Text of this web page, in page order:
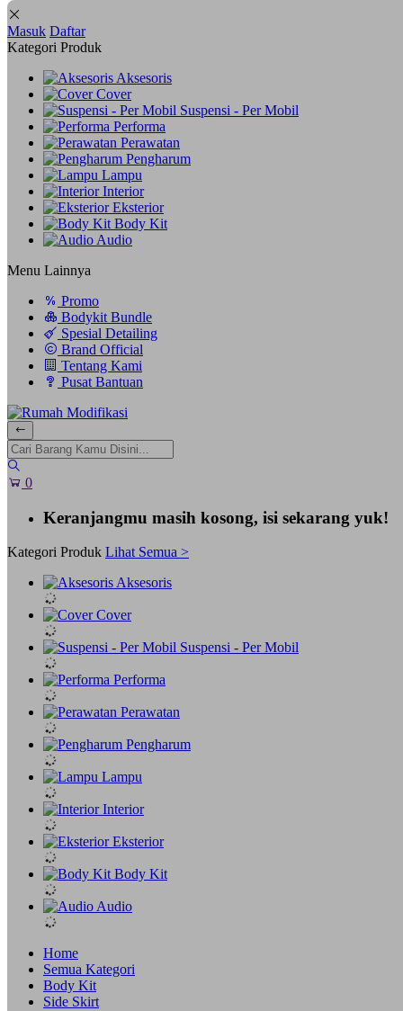
Masuk Daftar
Kategori Produk
Aksesoris
Cover
Suspensi - Per Mobil
Performa
Perawatan
Pengharum
Lampu
Interior
Eksterior
Body Kit
Audio
Menu Lainnya
Promo
Bodykit Bundle
Spesial Detailing
Brand Official
Tentang Kami
Pusat Bantuan
0
Keranjangmu masih kosong, isi sekarang yuk!
Kategori Produk Lihat Semua >
Aksesoris
Cover
Suspensi - Per Mobil
Performa
Perawatan
Pengharum
Lampu
Interior
Eksterior
Body Kit
Audio
Home
Semua Kategori
Body Kit
Side Skirt